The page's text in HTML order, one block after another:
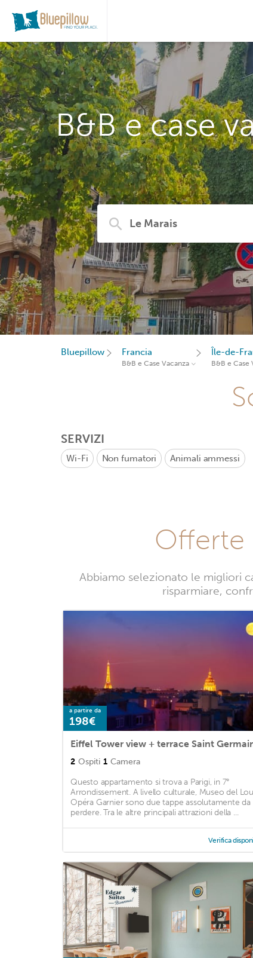
B&B e case
Bluepillow Francia
B&B e Case Vacanza
Île-de-
B&B e Case
SERVIZI
Wi-Fi Non fumatori Animali ammessi
Offerte
Abbiamo selezionato le migliori
risparmiare,
a partire da
198€
2 Ospiti 1 Camera
Questo appartamento si trova a Parigi, in 7°
Arrondissement. A livello culturale, Museo del
Opéra Garnier sono due tappe assolutamente da
perdere. Tra le altre principali attrazioni della ...
Verifica